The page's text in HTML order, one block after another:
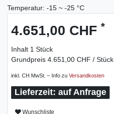
Temperatur: -15 ~ -25 °C
4.651,00 CHF *
Inhalt 1 Stück
Grundpreis 4.651,00 CHF / Stück
inkl. CH MwSt. – Info zu Versandkosten
auf Anfrage
Wunschliste